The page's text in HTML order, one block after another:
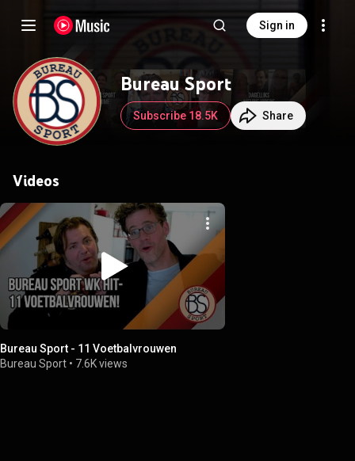
Sign in
Bureau Sport
Subscribe 18.5K Share
Videos
Bureau Sport - 11 Voetbalvrouwen
Bureau Sport • 7.6K views